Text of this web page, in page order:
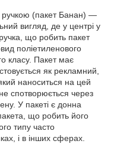
(пакет Банан) —
вигляд, де у центрі у
що робить пакет
поліетиленового
класу. Пакет має
як рекламний,
наноситься на цей
спотворюється через
У пакеті є донна
що робить його
типу часто
і в інших сферах.